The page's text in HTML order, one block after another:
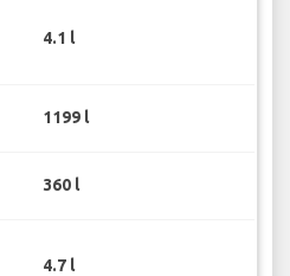
4.1 l
1199 l
360 l
4.7 l